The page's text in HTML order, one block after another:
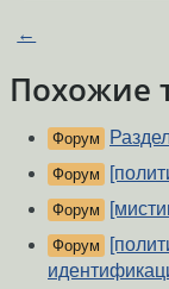
←
Похожие
Форум
Форум
Форум
Форум